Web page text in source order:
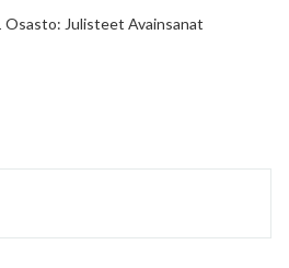
Osasto: Julisteet Avainsanat